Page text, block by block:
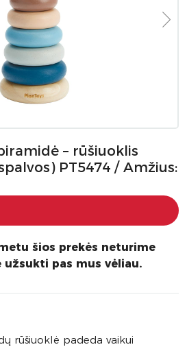
– rūšiuoklis
PT5474 / Amžius:
šios prekės neturime
užsukti pas mus vėliau.
rūšiuoklė padeda vaikui